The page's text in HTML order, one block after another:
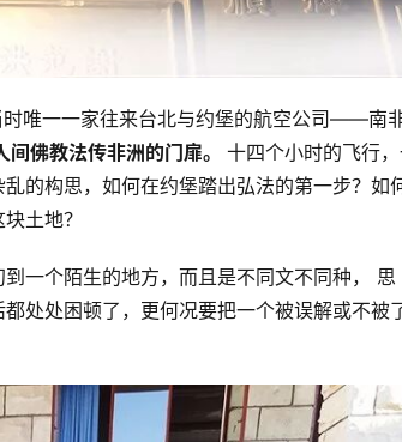
唯一一家往来台北与约堡的航空公司——南
佛教法传非洲的门扉。 十四个小时的飞行
的构思，如何在约堡踏出弘法的第一步？如
土地？
一个陌生的地方，而且是不同文不同种， 思
处处困顿了，更何况要把一个被误解或不被